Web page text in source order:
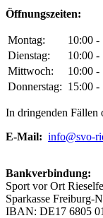
Öffnungszeiten:
Montag:
10:00 -
Dienstag:
10:00 -
Mittwoch:
10:00 -
Donnerstag: 15:00 -
In dringenden Fällen
E-Mail: info@svo-
Bankverbindung:
Sport vor Ort
Sparkasse Freiburg-
IBAN: DE17 6805